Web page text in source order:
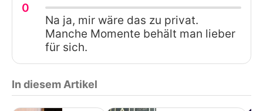
0
Na ja, mir wäre das zu privat.
Manche Momente behält man lieber
für sich.
In diesem Artikel